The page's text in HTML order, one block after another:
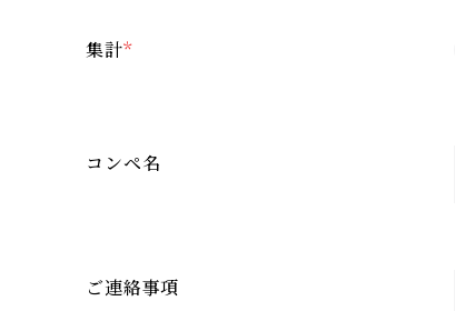
集計*
コンペ名
ご連絡事項